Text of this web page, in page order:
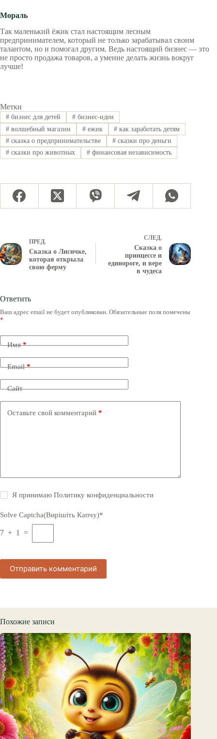
Мораль
Так маленький ёжик стал настоящим лесным
предпринимателем, который не только зарабатывал своим
талантом, но и помогал другим. Ведь настоящий бизнес — это
не просто продажа товаров, а умение делать жизнь вокруг
лучше!
Метки
#бизнес для детей #бизнес-идеи
#волшебный магазин #ежик # как заработать детям
#сказка о предпринимательстве #сказки про деньги
#сказки про животных #финансовая независимость
ПРЕД.
Сказка о Лисичке,
которая открыла
свою ферму
СЛЕД.
Сказка о
принцессе и
единороге, и вере
в чудеса
Ответить
Ваш адрес email не будет опубликован. Обязательные поля помечены
*
Имя*
Email*
Сайт
Оставьте свой комментарий *
Я принимаюПолитику конфиденциальности
Solve Captcha(Вирішіть Капчу)*
7 + 1 =
Отправить комментарий
Похожие записи